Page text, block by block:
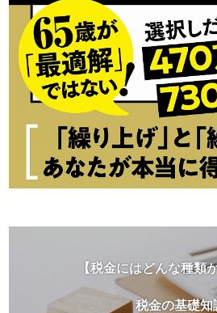
【税金にはどんな種類
税金の基礎知